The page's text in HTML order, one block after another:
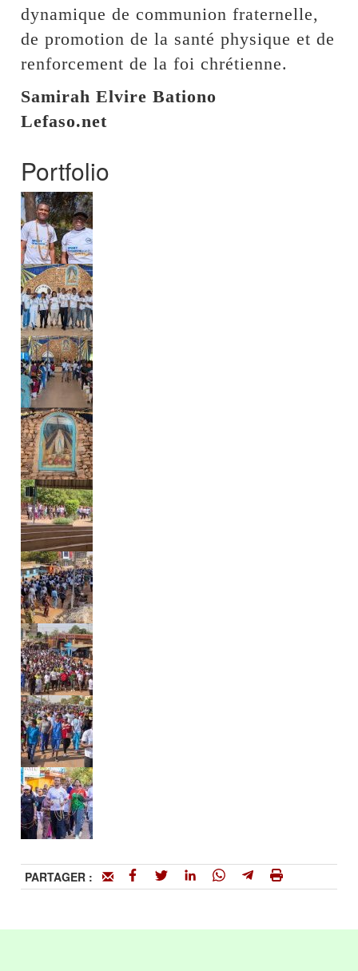
dynamique de communion fraternelle,
de promotion de la santé physique et de
renforcement de la foi chrétienne.
Samirah Elvire Bationo
Lefaso.net
Portfolio
PARTAGER :